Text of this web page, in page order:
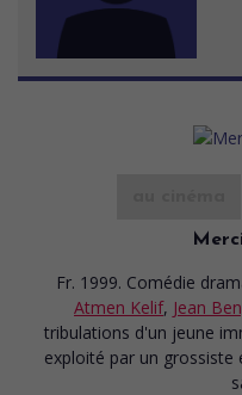
Fr. 1999. Comédie
Atmen Kelif, Jean
tribulations d'un jeune
exploité par un